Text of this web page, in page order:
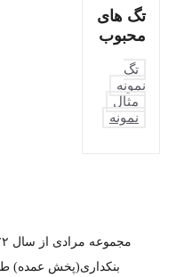
تگ های
محبوب
تگ
نمونه
مثال
نمونه
بنکداری(پخش عمده)